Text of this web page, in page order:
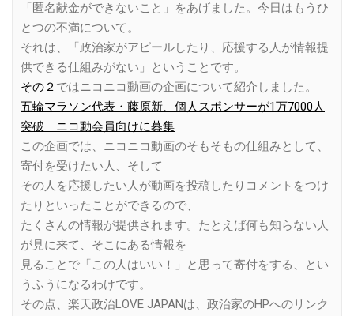
「匿名献金ができないこと」をあげました。今日はもうひ
とつの不満について。
それは、「政治家がアピールしたり、応援する人が情報提
供できる仕組みがない」ということです。
その２ ではニコニコ動画の企画について紹介しました。
五輪マラソン代表・藤原新、個人スポンサーが1万7000人
突破 ニコ動会員向けに募集
この企画では、ニコニコ動画のそもそもの仕組みとして、
寄付を受けたい人、そして
その人を応援したい人が動画を投稿したりコメントをつけ
たりといったことができるので、
たくさんの情報が提供されます。たとえば何も知らない人
が見に来て、そこにある情報を
見ることで「この人はいい！」と思って寄付をする、とい
うふうになるわけです。
その点、楽天政治LOVE JAPANは、政治家のHPへのリンク